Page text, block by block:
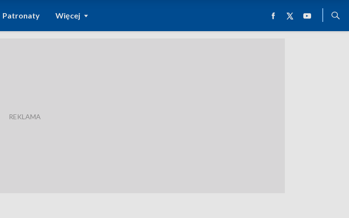
Patronaty Więcej